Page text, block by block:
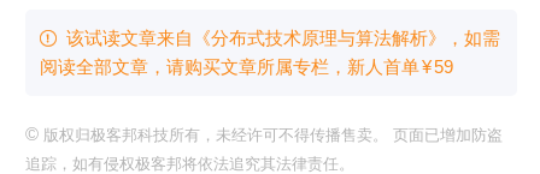
 该试读文章来自《分布式技术原理与算法解析》，如需
阅读全部文章，请购买文章所属专栏 ，新⼈⾸单¥59
© 版权归极客邦科技所有，未经许可不得传播售卖。 页面已增加防盗
追踪，如有侵权极客邦将依法追究其法律责任。